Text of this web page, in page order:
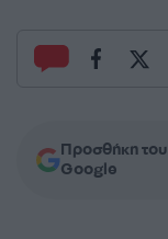
Προσθήκη
Google